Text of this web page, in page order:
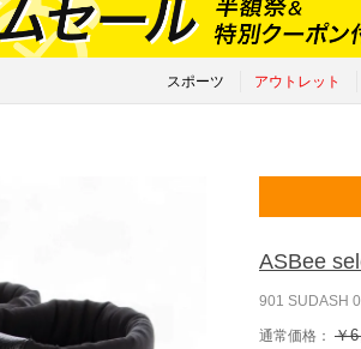
スポーツ アウトレット
ASBee
901 SUDASH
通常価格： ￥